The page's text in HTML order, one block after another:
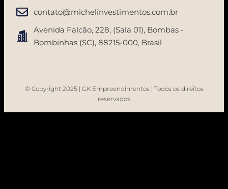
contato@michelinvestimentos.com.br
Avenida Falcão, 228, (Sala 01), Bombas -
Bombinhas (SC), 88215-000, Brasil
© Copyright 2025 | GK Empreendimentos | Todos os direitos
reservados